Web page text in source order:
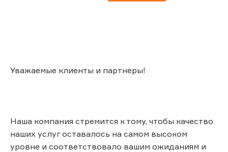
Уважаемые клиенты и партнеры!
Наша компания стремится к тому, чтобы качество
наших услуг оставалось на самом высоком
уровне и соответствовало вашим ожиданиям и